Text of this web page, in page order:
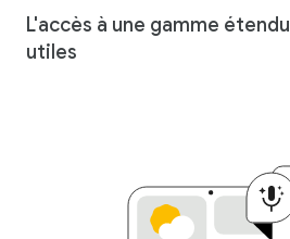
L'accès à une gamme
utiles